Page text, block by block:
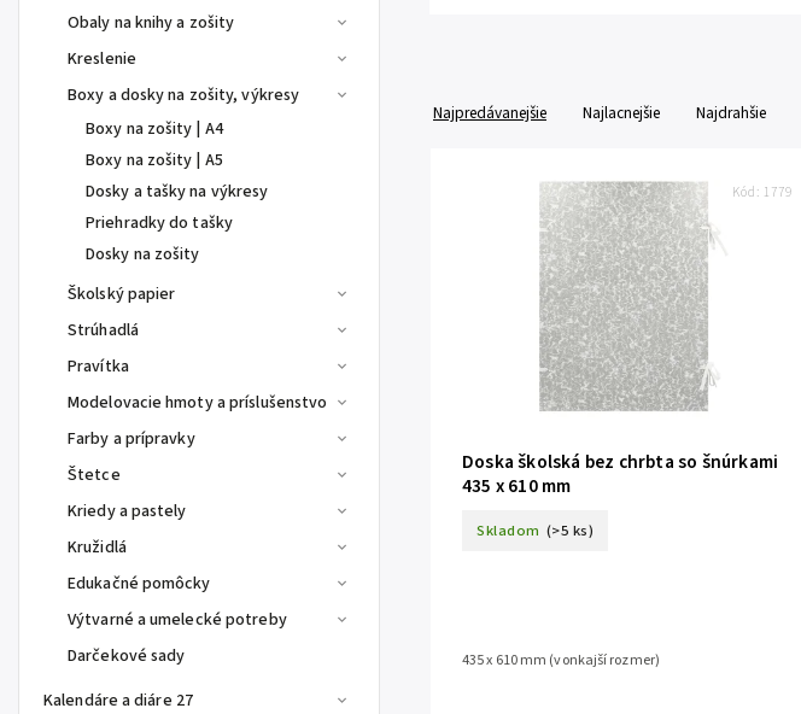
Obaly na knihy a zošity
Kreslenie
Boxy a dosky na zošity, výkresy
Boxy na zošity | A4
Boxy na zošity | A5
Dosky a tašky na výkresy
Priehradky do tašky
Dosky na zošity
Školský papier
Strúhadlá
Pravítka
Modelovacie hmoty a príslušenstvo
Farby a prípravky
Štetce
Kriedy a pastely
Kružidlá
Edukačné pomôcky
Výtvarné a umelecké potreby
Darčekové sady
Kalendáre a diáre 27
Najpredávanejšie Najlacnejšie Najdrahšie
Doska školská bez chrbta so šnúrkami
435 x 610 mm
Skladom (>5 ks)
435 x 610 mm (vonkajší rozmer)
Kód: 1779